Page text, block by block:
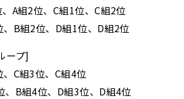
A組2位、C組1位、C組2位
、B組2位、D組1位、D組2位
ープ]
、C組3位、C組4位
、B組4位、D組3位、D組4位